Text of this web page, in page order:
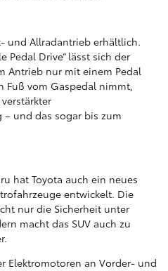
und Allradantrieb erhältlich.
Pedal Drive“ lässt sich der
Antrieb nur mit einem Pedal
Fuß vom Gaspedal nimmt,
und das sogar bis zum
hat Toyota auch ein neues
entwickelt. Die
nur die Sicherheit unter
macht das SUV auch zu
Elektromotoren an Vorder- und